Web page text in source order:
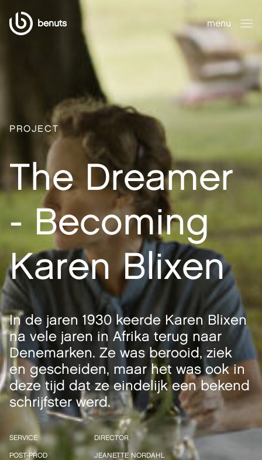
benuts
menu
PROJECT
The Dreamer
- Becoming
Karen Blixen
In de jaren 1930 keerde Karen Blixen
na vele jaren in Afrika terug naar
Denemarken. Ze was berooid, ziek
en gescheiden, maar het was ook in
deze tijd dat ze eindelijk een bekend
schrijfster werd.
SERVICE
POST-PROD
DIRECTOR
JEANETTE NORDAHL